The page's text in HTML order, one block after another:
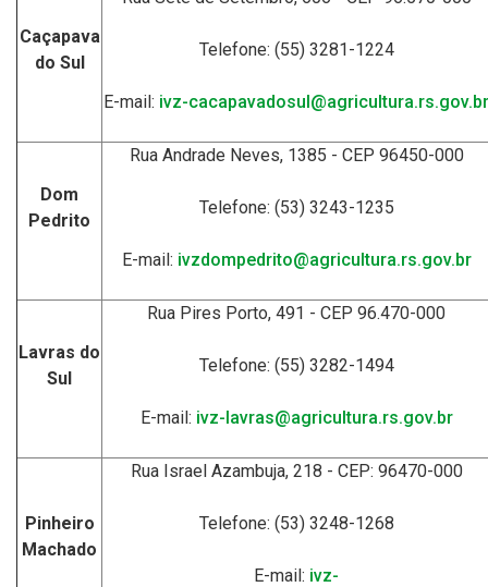
Caçapava
do Sul
Telefone: (55) 3281-1224
E-mail: ivz-cacapavadosul@agricultura.rs.gov.br
Dom
Pedrito
Rua Andrade Neves, 1385 - CEP 96450-000
Telefone: (53) 3243-1235
E-mail: ivzdompedrito@agricultura.rs.gov.br
Lavras do
Sul
Rua Pires Porto, 491 - CEP 96.470-000
Telefone: (55) 3282-1494
E-mail: ivz-lavras@agricultura.rs.gov.br
Pinheiro
Machado
Rua Israel Azambuja, 218 - CEP: 96470-000
Telefone: (53) 3248-1268
E-mail: ivz-